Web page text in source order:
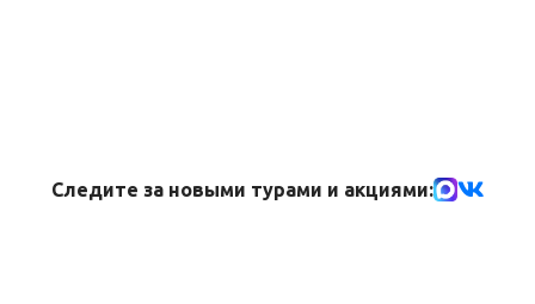
Следите за новыми турами и акциями: